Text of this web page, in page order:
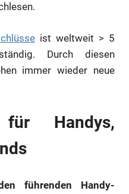
ist weltweit > 5
Durch diesen
immer wieder neue
für Handys,
führenden Handy-